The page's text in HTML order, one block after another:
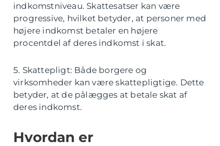
indkomstniveau. Skattesatser kan være
progressive, hvilket betyder, at personer med
højere indkomst betaler en højere
procentdel af deres indkomst i skat.
5. Skattepligt: Både borgere og
virksomheder kan være skattepligtige. Dette
betyder, at de pålægges at betale skat af
deres indkomst.
Hvordan er